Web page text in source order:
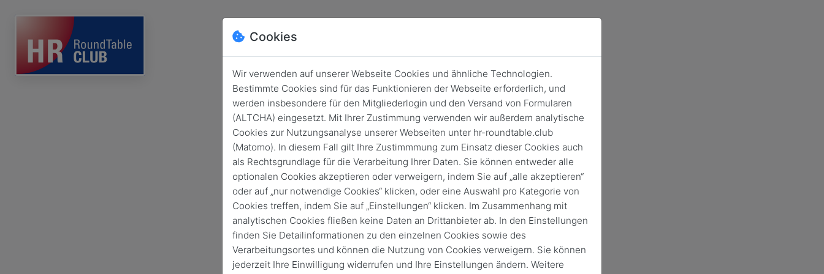
Login
Keine Zugangsdaten?
Cookies
Wir verwenden auf unserer Webseite Cookies und ähnliche Technologien.
Bestimmte Cookies sind für das Funktionieren der Webseite erforderlich, und
werden insbesondere für den Mitgliederlogin und den Versand von Formularen
(ALTCHA) eingesetzt. Mit Ihrer Zustimmung verwenden wir außerdem analytische
Cookies zur Nutzungsanalyse unserer Webseiten unter hr-roundtable.club
(Matomo). In diesem Fall gilt Ihre Zustimmmung zum Einsatz dieser Cookies auch
als Rechtsgrundlage für die Verarbeitung Ihrer Daten. Sie können entweder alle
optionalen Cookies akzeptieren oder verweigern, indem Sie auf „alle akzeptieren“
oder auf „nur notwendige Cookies“ klicken, oder eine Auswahl pro Kategorie von
Cookies treffen, indem Sie auf „Einstellungen“ klicken. Im Zusammenhang mit
analytischen Cookies fließen keine Daten an Drittanbieter ab. In den Einstellungen
finden Sie Detailinformationen zu den einzelnen Cookies sowie des
Verarbeitungsortes und können die Nutzung von Cookies verweigern. Sie können
jederzeit Ihre Einwilligung widerrufen und Ihre Einstellungen ändern. Weitere